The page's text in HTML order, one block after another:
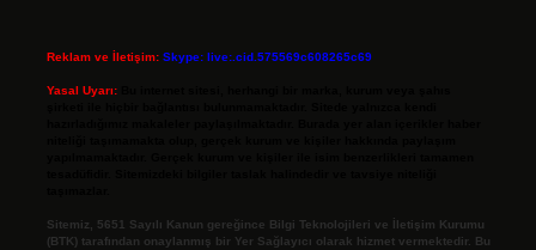
Reklam ve İletişim: Skype: live:.cid.575569c608265c69
Yasal Uyarı:
Sitemiz, 5651 Sayılı Kanun gereğince Bilgi Teknolojileri ve İletişim Kurumu
(BTK) tarafından onaylanmış bir Yer Sağlayıcı olarak hizmet vermektedir. Bu